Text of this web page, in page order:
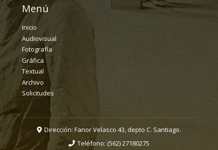
Menú
Inicio
Audiovisual
Fotografía
Gráfica
Textual
Archivo
Solicitudes
Dirección: Fanor Velasco 43, depto C. Santiago.
Teléfono: (562) 27180275